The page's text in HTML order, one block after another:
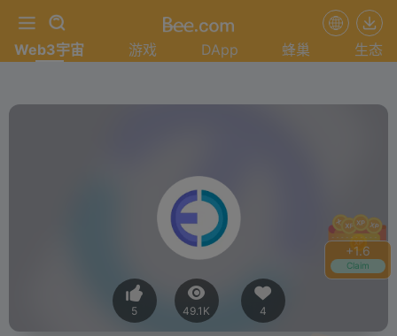
+1.6
Claim
Web3宇宙 游戏 DApp 蜂巢 生态
5 49.1K 4